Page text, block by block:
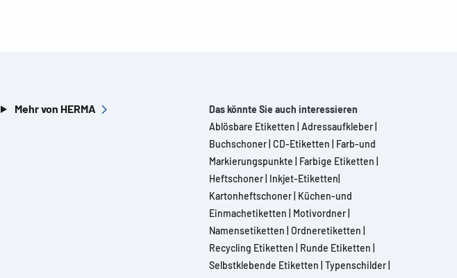
Mehr von HERMA
Das könnte Sie auch interessieren
Ablösbare Etiketten Adressaufkleber
Buchschoner CD-Etiketten
Farb-und
Markierungspunkte
Farbige Etiketten
Heftschoner Inkjet-Etiketten
Kartonheftschoner Küchen-und
Einmachetiketten
Motivordner
Namensetiketten Ordneretiketten
Recycling Etiketten
Runde Etiketten
Selbstklebende Etiketten Typenschilder